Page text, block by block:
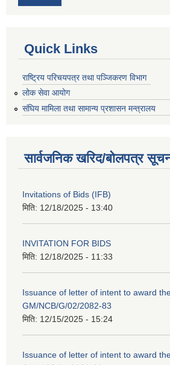
Quick Links
राष्ट्रिय परिचयपत्र तथा पञ्जिकरण विभाग
लोक सेवा आयोग
संघिय मामिला तथा सामान्य प्रशासन मन्त्रालय
सार्वजनिक खरिद/बोलपत्र
Invitations of Bids (IFB)
मिति: 12/18/2025 - 13:40
INVITATION FOR BIDS
मिति: 12/18/2025 - 11:33
Issuance of letter of intent to award
GM/NCB/G/02/2082-83
मिति: 12/15/2025 - 15:24
Issuance of letter of intent to award